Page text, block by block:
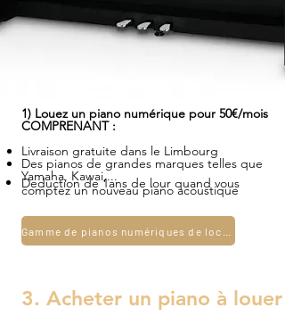
1) Louez un piano numérique pour 50€/mois
COMPRENANT :
Livraison gratuite dans le Limbourg
Des pianos de grandes marques telles que
Yamaha, Kawai,...
Deduction de 1ans de lour quand vous
comptezun nouveau piano acoustique
3. Acheter un piano à louer